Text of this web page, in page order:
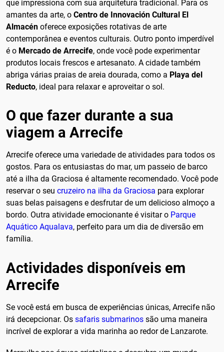
que impressiona com sua arquitetura tradicional. Para os
amantes da arte, o Centro de Innovación Cultural El
Almacén oferece exposições rotativas de arte
contemporânea e eventos culturais. Outro ponto imperdível
é o Mercado de Arrecife, onde você pode experimentar
produtos locais frescos e artesanato. A cidade também
abriga várias praias de areia dourada, como a Playa del
Reducto, ideal para relaxar e aproveitar o sol.
O que fazer durante a sua
viagem a Arrecife
Arrecife oferece uma variedade de atividades para todos os
gostos. Para os entusiastas do mar, um passeio de barco
até a ilha da Graciosa é altamente recomendado. Você pode
reservar o seu cruzeiro na ilha da Graciosa para explorar
suas belas paisagens e desfrutar de um delicioso almoço a
bordo. Outra atividade emocionante é visitar o Parque
Aquático Aqualava, perfeito para um dia de diversão em
família.
Actividades disponíveis em
Arrecife
Se você está em busca de experiências únicas, Arrecife não
irá decepcionar. Os safaris submarinos são uma maneira
incrível de explorar a vida marinha ao redor de Lanzarote.